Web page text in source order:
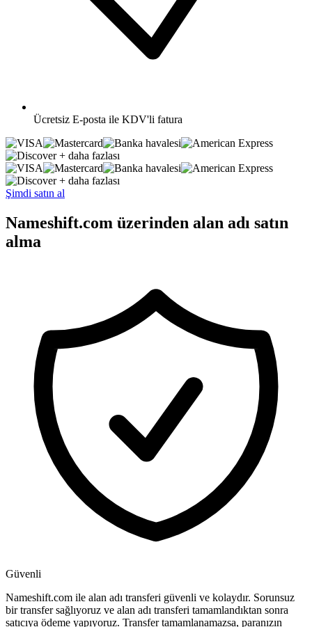
Ücretsiz E-posta ile KDV'li fatura
+ daha fazlası
+ daha fazlası
Şimdi satın al
Nameshift.com üzerinden alan adı satın
alma
Güvenli
Nameshift.com ile alan adı transferi güvenli ve kolaydır. Sorunsuz
bir transfer sağlıyoruz ve alan adı transferi tamamlandıktan sonra
satıcıya ödeme yapıyoruz. Transfer tamamlanamazsa, paranızın